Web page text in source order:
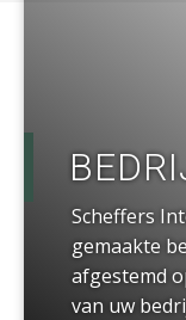
Scheffers
gemaakte
afgestemd
van uw